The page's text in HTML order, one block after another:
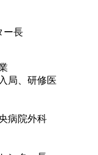
ー長
局、研修医
病院外科